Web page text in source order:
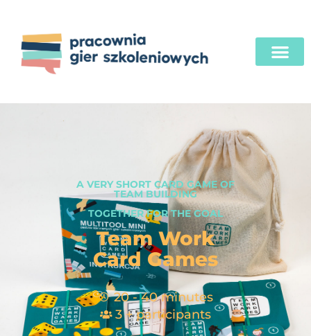
A VERY SHORT CARD GAME OF
TEAM BUILDING
TOGETHER FOR THE GOAL
Team Work
Card Games
20 - 40 minutes
3 + participants